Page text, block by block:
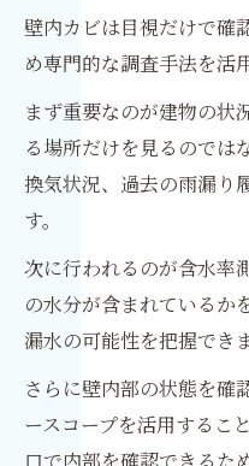
壁内カビは目視だけで確
め専門的な調査手法を活
まず重要なのが建物の状
る場所だけを見るのでは
換気状況、過去の雨漏り
す。
次に行われるのが含水率
の水分が含まれているか
漏水の可能性を把握できま
さらに壁内部の状態を確
ースコープを活用するこ